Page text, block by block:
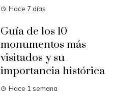
Hace 7 días
Guía de los 10
monumentos más
visitados y su
importancia histórica
Hace 1 semana